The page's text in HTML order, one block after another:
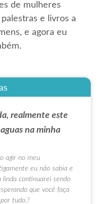
de mulheres
e livros a
e agora eu
realmente este
na minha
agir no meu
eu não sabia e
linda continuarei sendo
que você faça
tudo.?